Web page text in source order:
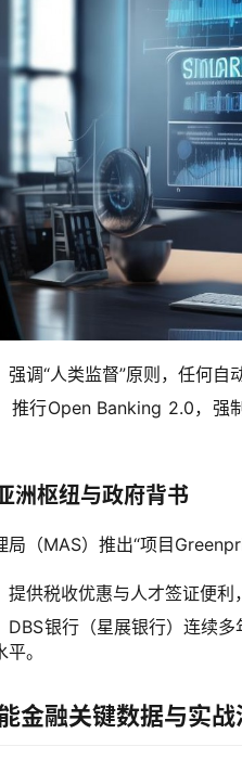
强调“人类监督”原则，任何自
推行Open Banking 2.0，强
洲枢纽与政府背书
局（MAS）推出“项目
提供税收优惠与人才签证便利
DBS银行（星展银行）连续
。
金融关键数据与实战